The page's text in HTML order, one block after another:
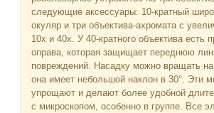
следующие аксессуары: 10-кратный
окуляр и три объектива-ахромата с
10х и 40х. У 40-кратного объектива есть
оправа, которая защищает переднюю
повреждений. Насадку можно вращать на
она имеет небольшой наклон в 30°. Эти
упрощают и делают более удобной
с микроскопом, особенно в группе. Все